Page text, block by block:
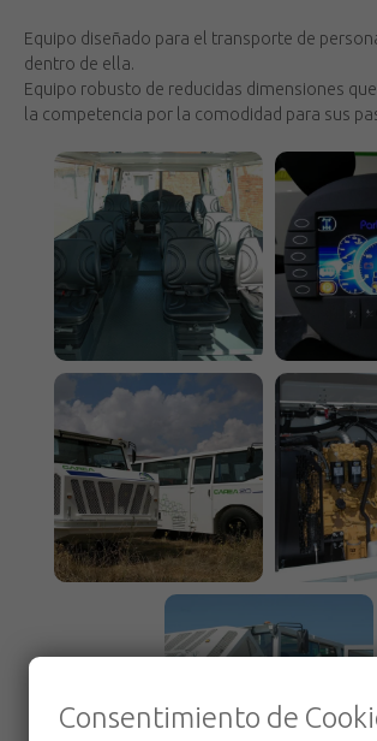
Equipo diseñado para el transporte de
dentro de ella.
Equipo robusto de reducidas dimensiones
la competencia por la comodidad para sus
Consentimiento de